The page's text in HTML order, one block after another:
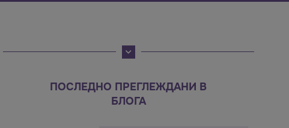
ПОСЛЕДНО ПРЕГЛЕЖДАНИ В
БЛОГА